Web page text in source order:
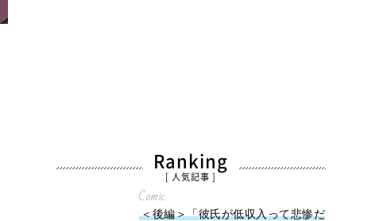
Ranking
[ 人気記事 ]
Comic
＜後編＞「彼氏が低収入って悲惨だ